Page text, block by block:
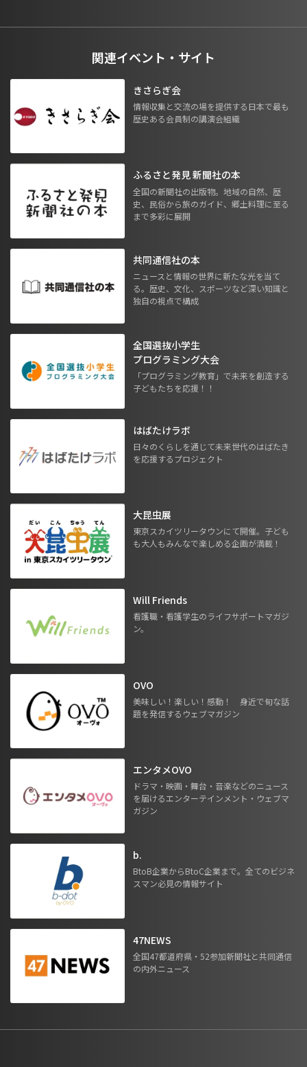
関連イベント・サイト
きさらぎ会
情報収集と交流の場を提供する日本で最も
歴史ある会員制の講演会組織
ふるさと発見 新聞社の本
全国の新聞社の出版物。地域の自然、歴
史、民俗から旅のガイド、郷土料理に至る
まで多彩に展開
共同通信社の本
ニュースと情報の世界に新たな光を当て
る。歴史、文化、スポーツなど深い知識と
独自の視点で構成
全国選抜小学生
プログラミング大会
「プログラミング教育」で未来を創造する
子どもたちを応援！！
はばたけラボ
日々のくらしを通じて未来世代のはばたき
を応援するプロジェクト
大昆虫展
東京スカイツリータウンにて開催。子ども
も大人もみんなで楽しめる企画が満載！
Will Friends
看護職・看護学生のライフサポートマガジ
ン。
OVO
美味しい！楽しい！感動！ 身近で旬な話
題を発信するウェブマガジン
エンタメOVO
ドラマ・映画・舞台・音楽などのニュース
を届けるエンターテインメント・ウェブマ
ガジン
b.
BtoB企業からBtoC企業まで。全てのビジネ
スマン必見の情報サイト
47NEWS
全国47都道府県・52参加新聞社と共同通信
の内外ニュース